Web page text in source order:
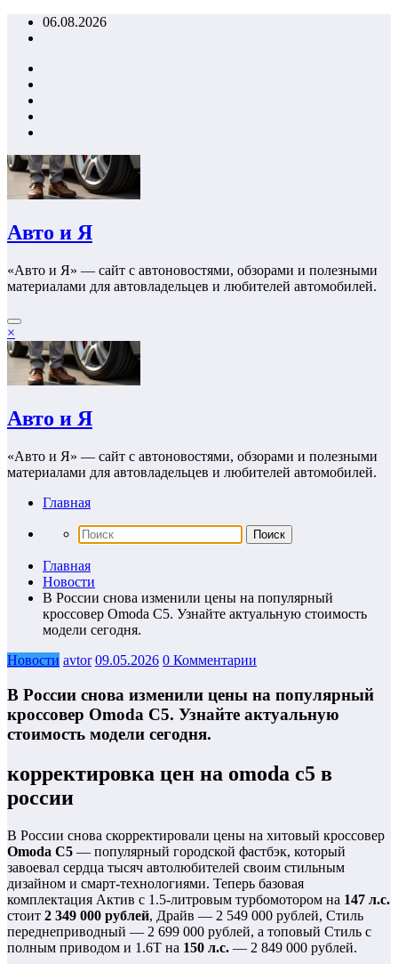
Перейти06.08.2026
Авто и Я
«Авто и Я» — сайт с автоновостями, обзорами и полезными
материалами для автовладельцев и любителей автомобилей.
×
Авто и Я
«Авто и Я» — сайт с автоновостями, обзорами и полезными
материалами для автовладельцев и любителей автомобилей.
Главная
Главная
Новости
В России снова изменили цены на популярный
кроссовер Omoda C5. Узнайте актуальную стоимость
модели сегодня.
Новости avtor 09.05.2026 0 Комментарии
В России снова изменили цены на популярный
кроссовер Omoda C5. Узнайте актуальную
стоимость модели сегодня.
корректировка цен на omoda c5 в
россии
В России снова скорректировали цены на хитовый кроссовер
Omoda C5 — популярный городской фастбэк, который
завоевал сердца тысяч автолюбителей своим стильным
дизайном и смарт-технологиями. Теперь базовая
комплектация Актив с 1.5-литровым турбомотором на 147 л.с.
стоит 2 349 000 рублей, Драйв — 2 549 000 рублей, Стиль
переднеприводный — 2 699 000 рублей, а топовый Стиль с
полным приводом и 1.6T на 150 л.с. — 2 849 000 рублей.